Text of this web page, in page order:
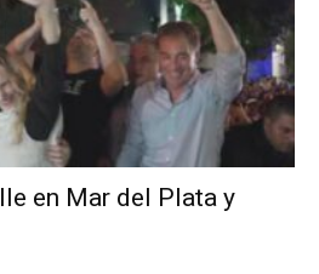
en Mar del Plata y